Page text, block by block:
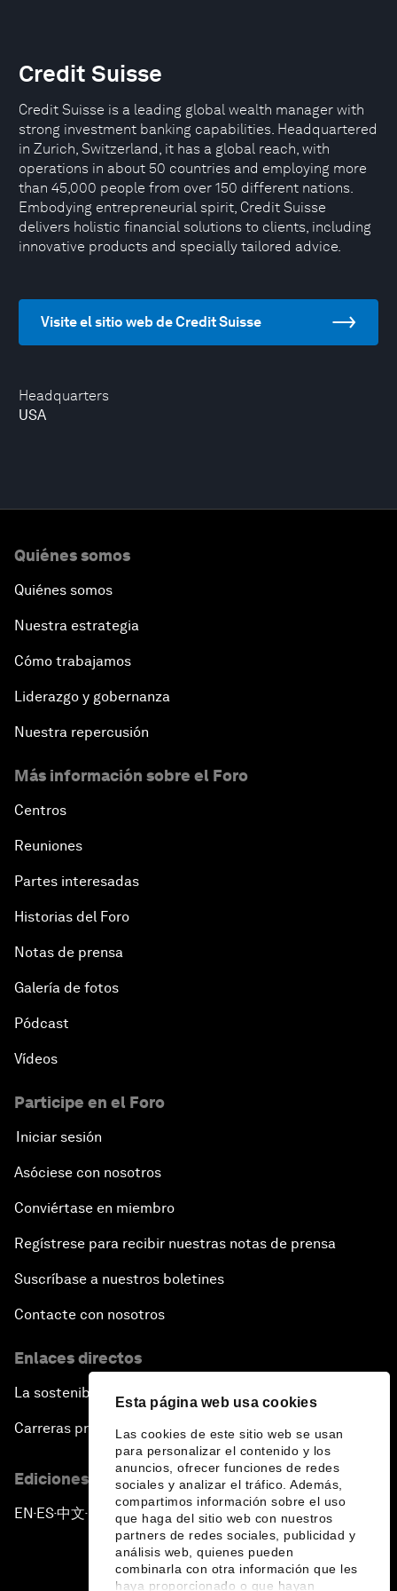
Esta página web usa cookies
Las cookies de este sitio web se usan
para personalizar el contenido y los
anuncios, ofrecer funciones de redes
sociales y analizar el tráfico. Además,
compartimos información sobre el uso
que haga del sitio web con nuestros
partners de redes sociales, publicidad y
análisis web, quienes pueden
combinarla con otra información que les
haya proporcionado o que hayan
Headquarters
USA
Credit Suisse
Credit Suisse is a leading global wealth manager with
strong investment banking capabilities. Headquartered
in Zurich, Switzerland, it has a global reach, with
operations in about 50 countries and employing more
than 45,000 people from over 150 different nations.
Embodying entrepreneurial spirit, Credit Suisse
delivers holistic financial solutions to clients, including
innovative products and specially tailored advice.
Visite el sitio web de Credit Suisse
Quiénes somos
Quiénes somos
Nuestra estrategia
Cómo trabajamos
Liderazgo y gobernanza
Nuestra repercusión
Más información sobre el Foro
Centros
Reuniones
Partes interesadas
Historias del Foro
Notas de prensa
Galería de fotos
Pódcast
Vídeos
Participe en el Foro
Iniciar sesión
Asóciese con nosotros
Conviértase en miembro
Regístrese para recibir nuestras notas de prensa
Suscríbase a nuestros boletines
Contacte con nosotros
Enlaces directos
La sostenibilidad en el Foro
Carreras profesionales
Ediciones en otros idiomas
EN ▪ES▪中文▪ 日本語